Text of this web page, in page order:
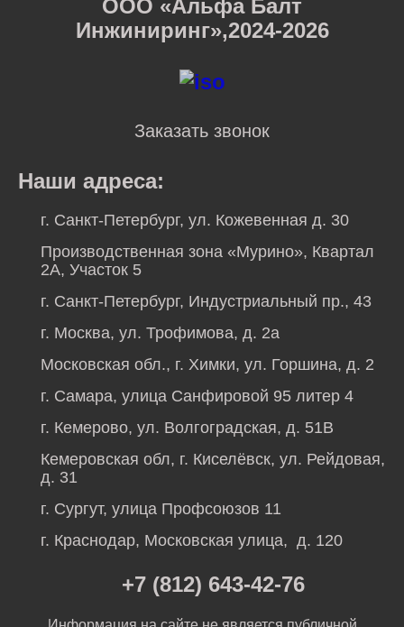
ООО «Альфа Балт
Инжиниринг»,2024-2026
Заказать звонок
Наши адреса:
г. Санкт-Петербург, ул. Кожевенная д. 30
Производственная зона «Мурино», Квартал
2А, Участок 5
г. Санкт-Петербург, Индустриальный пр., 43
г. Москва, ул. Трофимова, д. 2а
Московская обл., г. Химки, ул. Горшина, д. 2
г. Самара, улица Санфировой 95 литер 4
г. Кемерово, ул. Волгоградская, д. 51В
Кемеровская обл, г. Киселёвск, ул. Рейдовая,
д. 31
г. Сургут, улица Профсоюзов 11
г. Краснодар, Московская улица, д. 120
+7 (812) 643-42-76